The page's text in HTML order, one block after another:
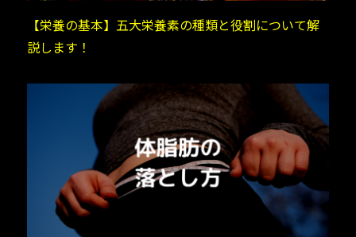
【栄養の基本】五大栄養素の種類と役割について解
説します！